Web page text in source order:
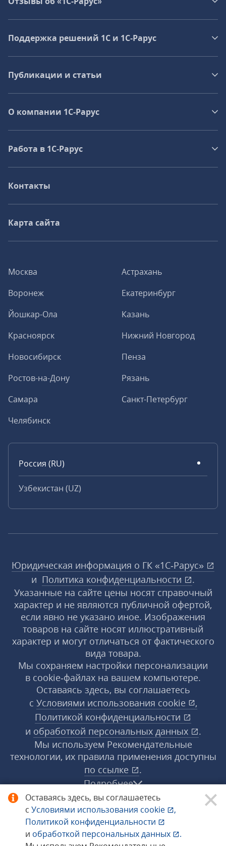
Оставаясь здесь, вы соглашаетесь
с Условиями использования cookie
,
Политикой конфиденциальности
и обработкой персональных данных
.
Москва
Астрахань
Воронеж
Екатеринбург
Йошкар-Ола
Казань
Красноярск
Нижний Новгород
Новосибирск
Пенза
Ростов-на-Дону
Рязань
Самара
Санкт-Петербург
Челябинск
Россия (RU)
Узбекистан (UZ)
Поддержка решений 1С и 1С‑Рарус
Публикации и статьи
О компании 1C-Рарус
Работа в 1С‑Рарус
Контакты
Карта сайта
Юридическая информация о ГК «1С‑Рарус»
и Политика конфиденциальности
.
Указанные на сайте цены носят справочный
характер и не являются публичной офертой,
если явно не указано иное. Изображения
товаров на сайте носят иллюстративный
характер и могут отличаться от фактического
вида товара.
Мы сохраняем настройки персонализации
в cookie‑файлах на вашем компьютере.
Оставаясь здесь, вы соглашаетесь
с Условиями использования cookie
,
Политикой конфиденциальности
и обработкой персональных данных
.
Мы используем Рекомендательные
технологии, их правила применения доступны
по ссылке
.
Подробнее
© 1998−2026 «1С‑Рарус» ®. Все права
защищены.